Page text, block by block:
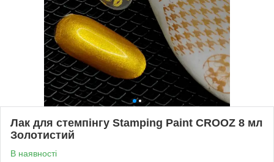
Лак для стемпінгу Stamping Paint CROOZ 8 мл
Золотистий
В наявності